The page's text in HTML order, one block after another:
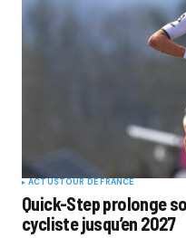
ACTUSTOUR DE FRANCE
Quick-Step prolonge
cycliste jusqu’en 2027